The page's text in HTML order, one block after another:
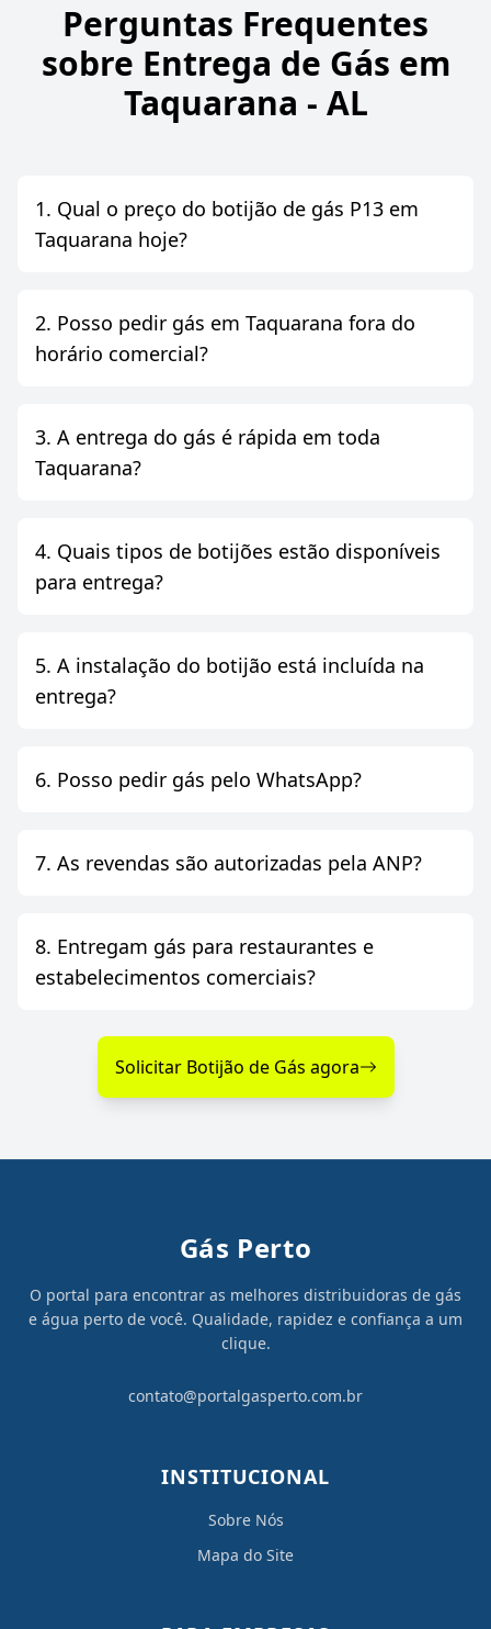
Perguntas Frequentes
sobre Entrega de Gás em
Taquarana - AL
1. Qual o preço do botijão de gás P13 em
Taquarana hoje?
2. Posso pedir gás em Taquarana fora do
horário comercial?
3. A entrega do gás é rápida em toda
Taquarana?
4. Quais tipos de botijões estão disponíveis
para entrega?
5. A instalação do botijão está incluída na
entrega?
6. Posso pedir gás pelo WhatsApp?
7. As revendas são autorizadas pela ANP?
8. Entregam gás para restaurantes e
estabelecimentos comerciais?
Solicitar Botijão de Gás agora
Gás Perto
O portal para encontrar as melhores distribuidoras de gás
e água perto de você. Qualidade, rapidez e confiança a um
clique.
contato@portalgasperto.com.br
INSTITUCIONAL
Sobre Nós
Mapa do Site